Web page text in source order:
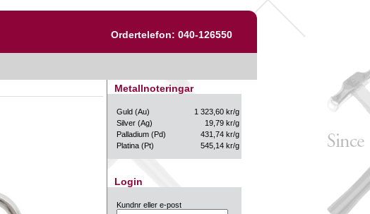
Ordertelefon: 040-126550
Metallnoteringar
Guld (Au)
1 323,60 kr/g
Silver (Ag)
19,79 kr/g
Palladium (Pd)
431,74 kr/g
Platina (Pt)
545,14 kr/g
Login
Kundnr eller e-post